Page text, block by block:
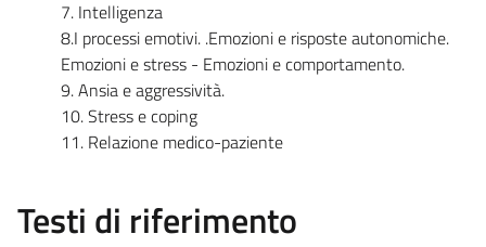
7. Intelligenza
8.I processi emotivi. .Emozioni e risposte autonomiche.
Emozioni e stress - Emozioni e comportamento.
9. Ansia e aggressività.
10. Stress e coping
11. Relazione medico-paziente
Testi di riferimento